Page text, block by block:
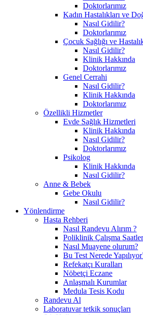
Doktorlarımız
Kadın Hastalıkları ve
Nasıl Gidilir?
Doktorlarımız
Çocuk Sağlığı ve
Nasıl Gidilir?
Klinik Hakkında
Doktorlarımız
Genel Cerrahi
Nasıl Gidilir?
Klinik Hakkında
Doktorlarımız
Özellikli Hizmetler
Evde Sağlık Hizmetleri
Klinik Hakkında
Nasıl Gidilir?
Doktorlarımız
Psikolog
Klinik Hakkında
Nasıl Gidilir?
Anne & Bebek
Gebe Okulu
Nasıl Gidilir?
Yönlendirme
Hasta Rehberi
Nasıl Randevu Alırım ?
Poliklinik Çalışma
Nasıl Muayene olurum?
Bu Test Nerede
Refekatçı Kuralları
Nöbetçi Eczane
Anlaşmalı Kurumlar
Medula Tesis Kodu
Randevu Al
Laboratuvar tetkik sonuçları